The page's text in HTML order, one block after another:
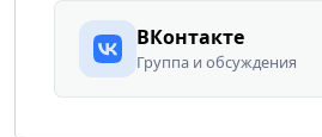
ВКонтакте
Группа и обсуждения